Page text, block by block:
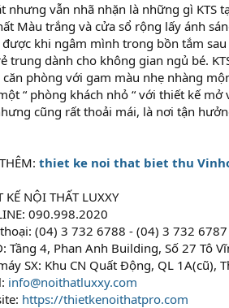
nhưng vẫn nhã nhặn là những gì KTS
Màu trắng và cửa sổ rộng lấy ánh
được khi ngâm mình trong bồn tắm
trung dành cho không gian ngủ bé.
phòng với gam màu nhẹ nhàng
“ phòng khách nhỏ “ với thiết kế
cũng rất thoải mái, là nơi tận
thiet ke noi that biet thu
KẾ NỘI THẤT LUXXY
090.998.2020
(04) 3 732 6788 - (04) 3 732 6787
Tầng 4, Phan Anh Building, Số 27 Tô
SX: Khu CN Quất Động, QL 1A(cũ),
info@noithatluxxy.com
https://thietkenoithatpro.com